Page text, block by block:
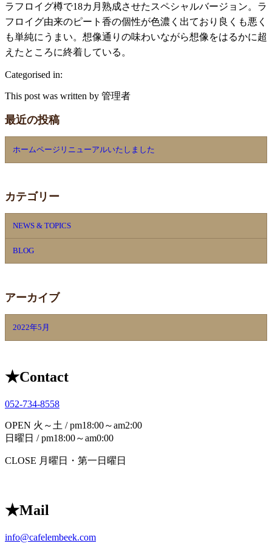
ラフロイグ樽で18カ月熟成させたスペシャルバージョン。ラ
フロイグ由来のピート香の個性が色濃く出ており良くも悪く
も単純にうまい。想像通りの味わいながら想像をはるかに超
えたところに終着している。
Categorised in:
This post was written by 管理者
最近の投稿
ホームページリニューアルいたしました
カテゴリー
NEWS & TOPICS
BLOG
アーカイブ
2022年5月
★Contact
052-734-8558
OPEN 火～土 / pm18:00～am2:00
日曜日 / pm18:00～am0:00
CLOSE 月曜日・第一日曜日
★Mail
info@cafelembeek.com